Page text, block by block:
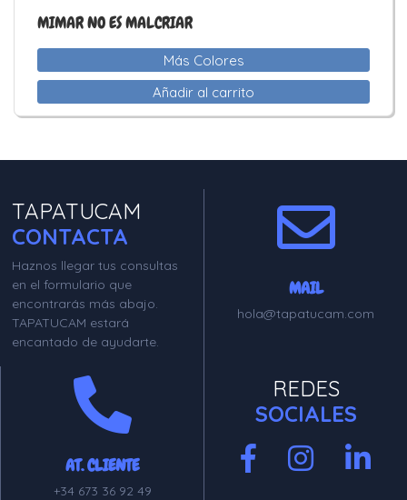
MIMAR NO ES MALCRIAR
Más Colores
Añadir al carrito
TAPATUCAM
CONTACTA
Haznos llegar tus consultas
en el formulario que
encontrarás más abajo.
TAPATUCAM estará
encantado de ayudarte.
MAIL
hola@tapatucam.com
AT. CLIENTE
+34 673 36 92 49
REDES
SOCIALES